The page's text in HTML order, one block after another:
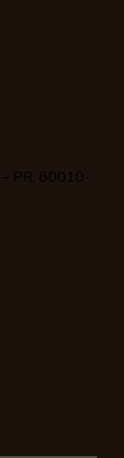
– PR, 80010-